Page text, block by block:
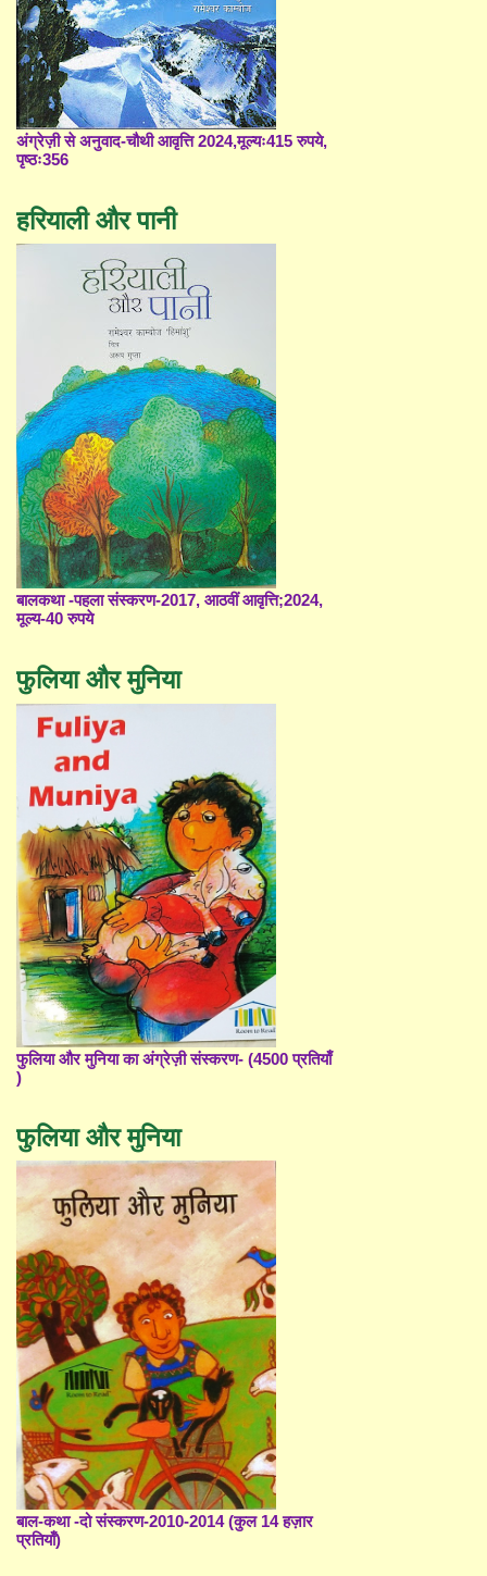
अंग्रेज़ी से अनुवाद-चौथी आवृत्ति 2024,मूल्यः415 रुपये,
पृष्ठः356
हरियाली और पानी
बालकथा -पहला संस्करण-2017, आठवीं आवृत्ति;2024,
मूल्य-40 रुपये
फुलिया और मुनिया
फुलिया और मुनिया का अंग्रेज़ी संस्करण- (4500 प्रतियाँ
)
फुलिया और मुनिया
बाल-कथा -दो संस्करण-2010-2014 (कुल 14 हज़ार
प्रतियाँ)